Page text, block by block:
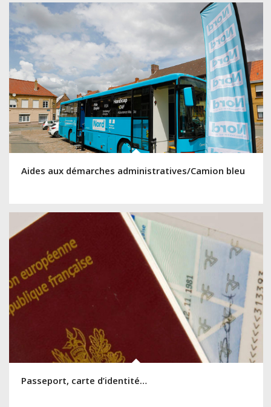
Aides aux démarches administratives/Camion bleu
Passeport, carte d’identité…